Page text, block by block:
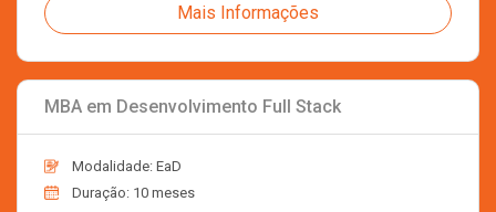
Mais Informações
MBA em Desenvolvimento Full Stack
Modalidade: EaD
Duração: 10 meses